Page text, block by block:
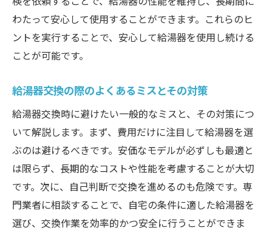
わたって安心して使用することができます。これらのヒ
ントを実行することで、安心して給湯器を使用し続ける
ことが可能です。
給湯器交換の際のよくあるミスとその対策
給湯器交換時に避けたい一般的なミスと、その対策につ
いて解説します。まず、費用だけに注目して給湯器を選
ぶのは避けるべきです。安価なモデルが必ずしも最適と
は限らず、長期的なコストや性能を考慮することが大切
です。次に、自己判断で交換を進めるのも危険です。専
門業者に相談することで、自宅の条件に適した給湯器を
選び、交換作業を効率的かつ安全に行うことができま